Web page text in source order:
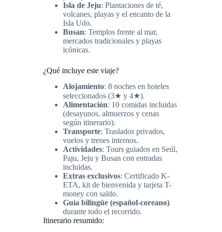
Isla de Jeju: Plantaciones de té,
volcanes, playas y el encanto de la
Isla Udo.
Busan: Templos frente al mar,
mercados tradicionales y playas
icónicas.
¿Qué incluye este viaje?
Alojamiento: 8 noches en hoteles
seleccionados (3★ y 4★).
Alimentación: 10 comidas incluidas
(desayunos, almuerzos y cenas
según itinerario).
Transporte: Traslados privados,
vuelos y trenes internos.
Actividades: Tours guiados en Seúl,
Paju, Jeju y Busan con entradas
incluidas.
Extras exclusivos: Certificado K-
ETA, kit de bienvenida y tarjeta T-
money con saldo.
Guía bilingüe (español-coreano)
durante todo el recorrido.
Itinerario resumido: